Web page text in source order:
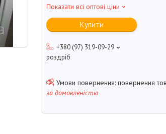
Показати всі оптові ціни
Купити
+380 (97) 319-09-29
роздріб
повернення
за домовленістю